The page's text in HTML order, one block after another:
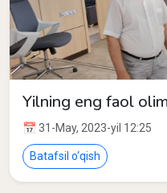
Yilning eng faol
📅 31-May, 2023-yil 12:25
Batafsil o‘qish